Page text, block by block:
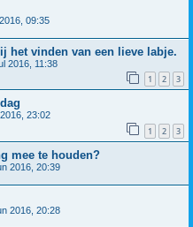
09:35
het vinden van een lieve labje.
2016, 11:38
1 2 3
23:02
1 2 3
mee te houden?
2016, 20:39
2016, 20:28